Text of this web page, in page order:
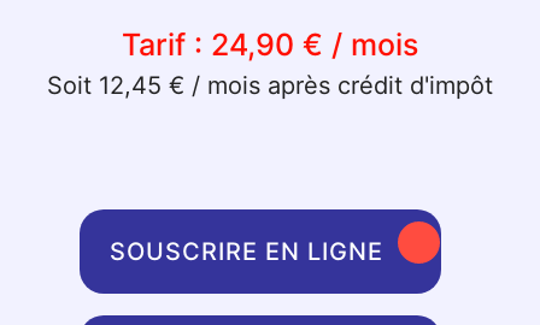
Tarif : 24,90 € / mois
Soit 12,45 € / mois après crédit d'impôt
SOUSCRIRE EN LIGNE